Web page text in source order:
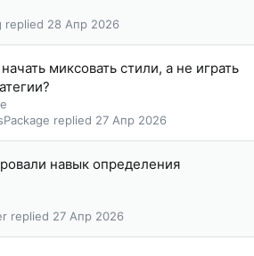
28 Апр 2026
миксовать стили, а не играть
27 Апр 2026
навык определения
27 Апр 2026